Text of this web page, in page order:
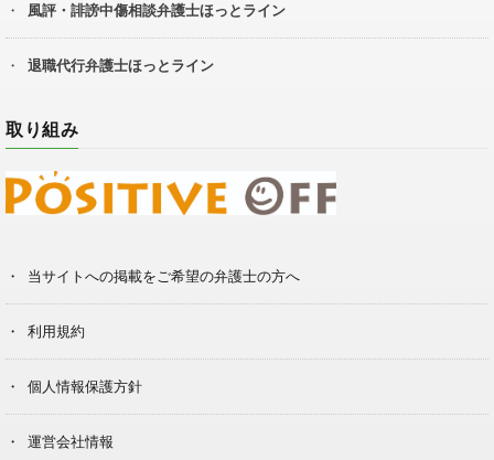
風評・誹謗中傷相談弁護士ほっとライン
退職代行弁護士ほっとライン
取り組み
当サイトへの掲載をご希望の弁護士の方へ
利用規約
個人情報保護方針
運営会社情報